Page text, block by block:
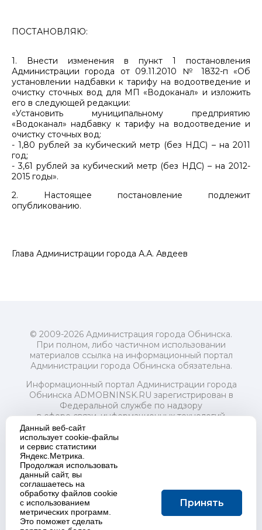
ПОСТАНОВЛЯЮ:
1. Внести изменения в пункт 1 постановления
Администрации города от 09.11.2010 № 1832-п «Об
установлении надбавки к тарифу на водоотведение и
очистку сточных вод для МП «Водоканал» и изложить
его в следующей редакции:
«Установить муниципальному предприятию
«Водоканал» надбавку к тарифу на водоотведение и
очистку сточных вод:
- 1,80 рублей за кубический метр (без НДС) – на 2011
год;
- 3,61 рублей за кубический метр (без НДС) – на 2012-
2015 годы».
2. Настоящее постановление подлежит
опубликованию.
Глава Администрации города А.А. Авдеев
© 2009-2026 Администрация города Обнинска.
При полном, либо частичном использовании
материалов ссылка на информационный портал
Администрации города Обнинска обязательна.
Информационный портал Администрации города
Обнинска ADMOBNINSK.RU зарегистрирован в
Федеральной службе по надзору
в сфере связи, информационных технологий
и массовых коммуникаций (Роскомнадзор) 24 июля
2018 года.
Свидетельство о регистрации Эл № ФС77-73321
Учредитель: Администрация (исполнительно-
распорядительный орган) городского округа "Город
Обнинск". Главный редактор: Байкова Е.А.
Адрес электронной почты Редакции:
redactor@admobninsk.ru
Телефон Редакции: +7 (484) 395-85-85
Данный веб-сайт
использует cookie-файлы
и сервис статистики
Яндекс.Метрика.
Продолжая использовать
данный сайт, вы
соглашаетесь на
обработку файлов cookie
с использованием
метрических программ.
Это поможет сделать
Принять